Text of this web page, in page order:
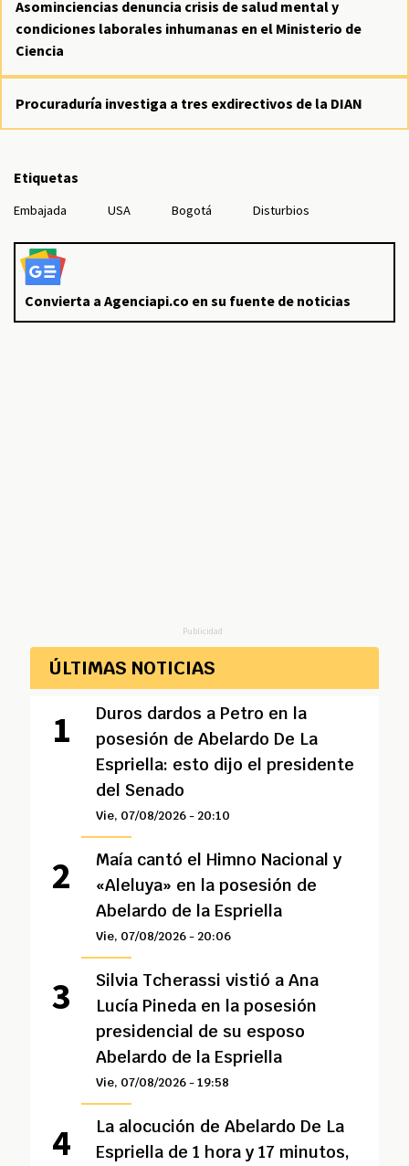
Asominciencias denuncia crisis de salud mental y
condiciones laborales inhumanas en el Ministerio de
Ciencia
Procuraduría investiga a tres exdirectivos de la DIAN
Etiquetas
Embajada USA Bogotá Disturbios
Convierta a Agenciapi.co en su fuente de noticias
Publicidad
ÚLTIMAS NOTICIAS
Duros dardos a Petro en la
posesión de Abelardo De La
Espriella: esto dijo el presidente
del Senado
Vie, 07/08/2026 - 20:10
Maía cantó el Himno Nacional y
«Aleluya» en la posesión de
Abelardo de la Espriella
Vie, 07/08/2026 - 20:06
Silvia Tcherassi vistió a Ana
Lucía Pineda en la posesión
presidencial de su esposo
Abelardo de la Espriella
Vie, 07/08/2026 - 19:58
La alocución de Abelardo De La
Espriella de 1 hora y 17 minutos,